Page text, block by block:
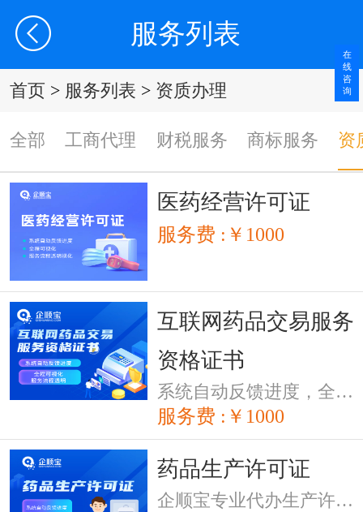
服务列表
首页 > 服务列表 > 资质办理
全部 工商代理 财税服务 商标服务 资
医药经营许可证
服务费 :￥1000
互联网药品交易服务
资格证书
系统自动反馈进度，全程可视化，服务流程透明
服务费 :￥1000
药品生产许可证
企顺宝专业代办生产许可证,专业办理各类资质,办理周期短,费用低,快速拿证，系统自动反馈进度，全程可视化，服务流程透明
在
线
咨
询